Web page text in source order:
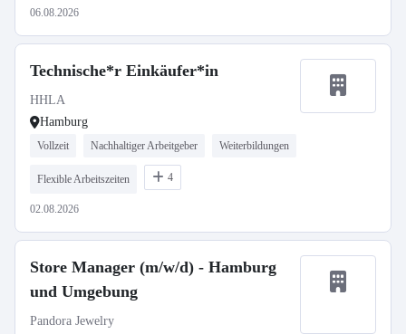
06.08.2026
Technische*r Einkäufer*in
HHLA
Hamburg
Vollzeit Nachhaltiger Arbeitgeber Weiterbildungen
Flexible Arbeitszeiten 4
02.08.2026
Store Manager (m/w/d) - Hamburg
und Umgebung
Pandora Jewelry